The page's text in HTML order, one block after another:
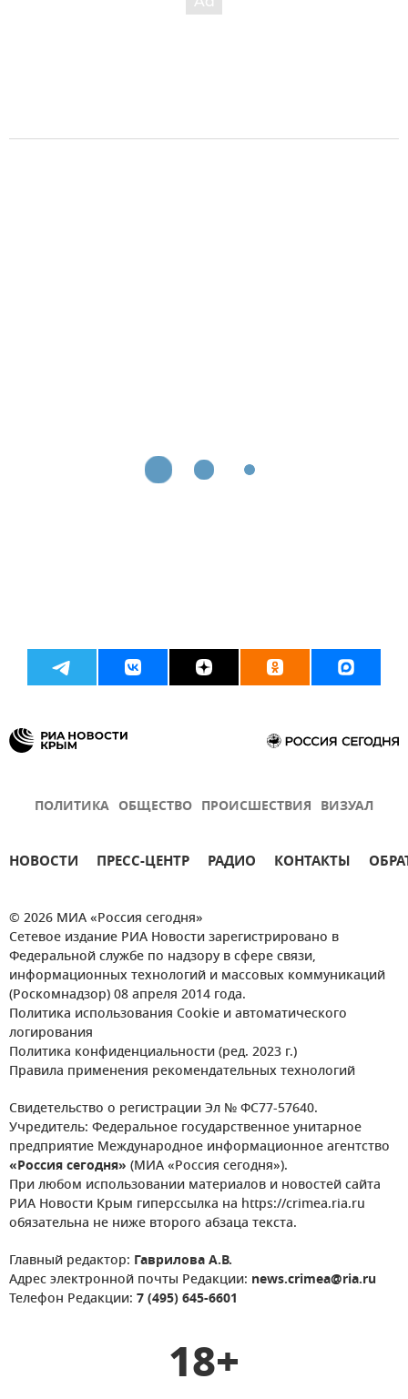
ПОЛИТИКА ОБЩЕСТВО ПРОИСШЕСТВИЯ ВИЗУАЛ
НОВОСТИ ПРЕСС-ЦЕНТР РАДИО КОНТАКТЫ
© 2026 МИА «Россия сегодня»
Сетевое издание РИА Новости зарегистрировано в
Федеральной службе по надзору в сфере связи,
информационных технологий и массовых коммуникаций
(Роскомнадзор) 08 апреля 2014 года.
Политика использования Cookie и автоматического
логирования
Политика конфиденциальности (ред. 2023 г.)
Правила применения рекомендательных технологий
Свидетельство о регистрации Эл № ФС77-57640.
Учредитель: Федеральное государственное унитарное
предприятие Международное информационное агентство
«Россия сегодня» (МИА «Россия сегодня»).
При любом использовании материалов и новостей сайта
РИА Новости Крым гиперссылка на https://crimea.ria.ru
обязательна не ниже второго абзаца текста.
Главный редактор: Гаврилова А.В.
Адрес электронной почты Редакции: news.crimea@ria.ru
Телефон Редакции: 7 (495) 645-6601
18+